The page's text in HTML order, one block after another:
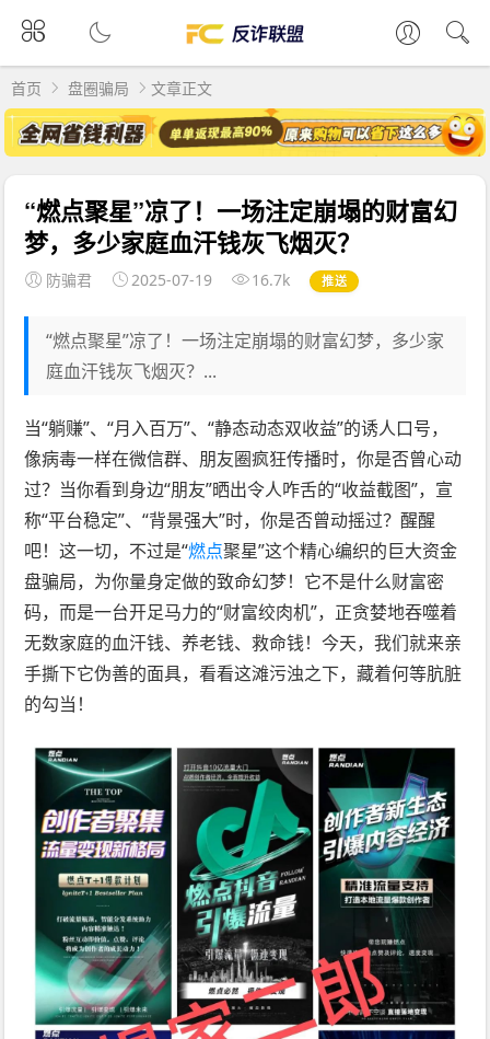
首页 盘圈骗局 文章正文
“燃点聚星”凉了！一场注定崩塌的财富幻
梦，多少家庭血汗钱灰飞烟灭？
防骗君 2025-07-19 16.7k 推送
“燃点聚星”凉了！一场注定崩塌的财富幻梦，多少家
庭血汗钱灰飞烟灭？...
当“躺赚”、“月入百万”、“静态动态双收益”的诱人口号，
像病毒一样在微信群、朋友圈疯狂传播时，你是否曾心动
过？当你看到身边“朋友”晒出令人咋舌的“收益截图”，宣
称“平台稳定”、“背景强大”时，你是否曾动摇过？醒醒
吧！这一切，不过是“燃点聚星”这个精心编织的巨大资金
盘骗局，为你量身定做的致命幻梦！它不是什么财富密
码，而是一台开足马力的“财富绞肉机”，正贪婪地吞噬着
无数家庭的血汗钱、养老钱、救命钱！今天，我们就来亲
手撕下它伪善的面具，看看这滩污浊之下，藏着何等肮脏
的勾当！